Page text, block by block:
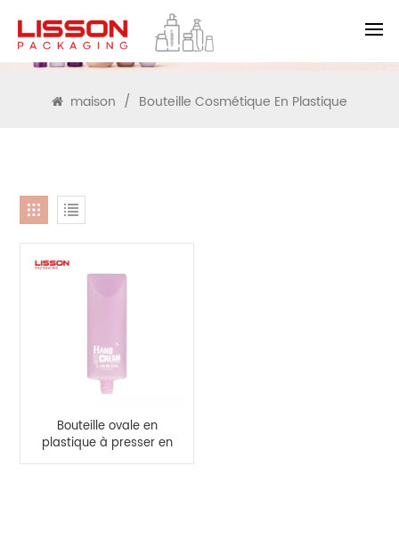
RECHERCHE
maison / Bouteille Cosmétique En Plastique
Bouteille ovale en
plastique à presser en
HDPE de couleur rose,